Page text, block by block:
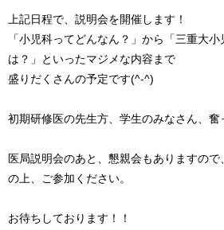
上記日程で、説明会を開催します！
「小児科ってどんなん？」から「三重大
は？」といったマジメな内容まで
盛りだくさんの予定です(^-^)
初期研修医の先生方、学生のみなさん、奮
医局説明会のあと、懇親会もありますの
の上、ご参加ください。
お待ちしております！！